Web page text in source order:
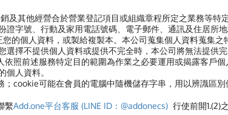
及其他經營合於營業登記項目或組織章程所定之業務等
字號、行動及家用電話號碼、電子郵件、通訊及住居所地
的個人資料，或製給複製本。本公司蒐集個人資料蒐集
擇不提供個人資料或提供不完全時，本公司將無法提供
照前述服務特定目的範圍為作業之必要運用或揭露客戶
人資料。
cookie可能在會員的電腦中隨機儲存字串，用以辨識區
繫Add.one平台客服 (LINE ID：@addonecs) 行使前開1.(2)